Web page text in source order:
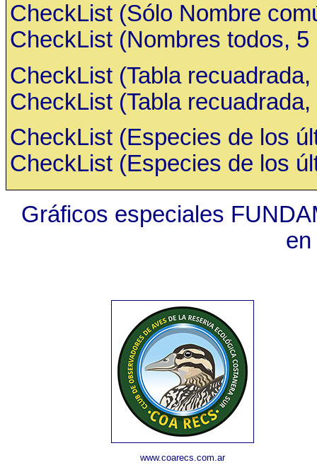
CheckList (Sólo Nombre
CheckList (Nombres todos,
CheckList (Tabla
CheckList (Tabla
CheckList (Especies de los
CheckList (Especies de los
Gráficos especiales
www.coarecs.com.ar